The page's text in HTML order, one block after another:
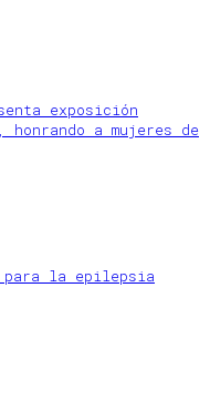
exposición
honrando a mujeres de
para la epilepsia